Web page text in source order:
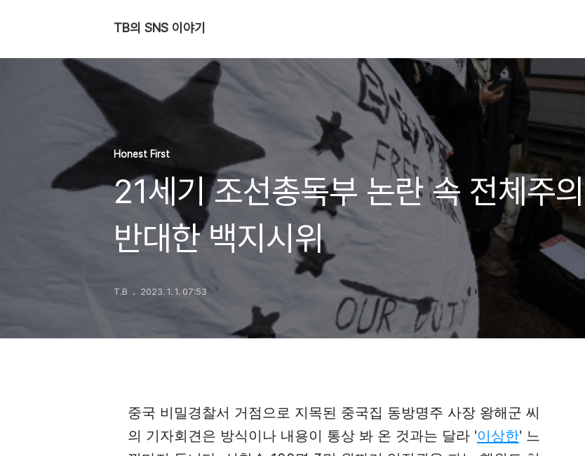
TB의 SNS 이야기
Honest First
21세기 조선총독부 논란 속 전체주의
반대한 백지시위
T.B 2023. 1. 1. 07:53
중국 비밀경찰서 거점으로 지목된 중국집 동방명주 사장 왕해군 씨
의 기자회견은 방식이나 내용이 통상 봐 온 것과는 달라 '이상한' 느